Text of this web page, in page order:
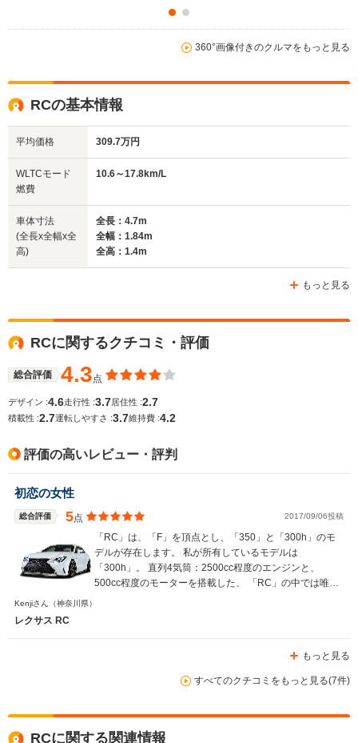
排気量
└高速道路:11.0km/L
4968cc
15.6km/L
└高速道路:11.8～
└市街地
23.0km/L
└高速道
360°画像付きのクルマをもっと見る
RCの基本情報
平均価格 309.7万円
WLTCモード
燃費
10.6～17.8km/L
車体寸法
(全長x全幅x全
高)
全長：4.7m
全幅：1.84m
全高：1.4m
もっと見る
RCに関するクチコミ・評価
総合評価 4.3 点
デザイン :4.6走行性 :3.7居住性 :2.7
積載性 :2.7運転しやすさ :3.7維持費 :4.2
評価の高いレビュー・評判
初恋の女性
総合評価 5点 2017/09/06投稿
「RC」は、「F」を頂点とし、「350」と「300h」のモ
デルが存在します。 私が所有しているモデルは
「300h」。 直列4気筒：2500cc程度のエンジンと、
500cc程度のモーターを搭載した、 「RC」の中では唯一
「23.2km/L」*「0.7」=「16.24km/L」となります。 私の
「RC」の納車時期は、秋終わりの11月であったという
点。 また、「ムーンルーフ」といった、重量のあるMOP
までの総走行距離：約4,500kmの燃費は、「14.5km/L」
です。 通勤メインで使用しており、朝晩の強めの暖房。
Kenjiさん （神奈川県）
レクサス RC
もっと見る
すべてのクチコミをもっと見る(7件)
RCに関する関連情報